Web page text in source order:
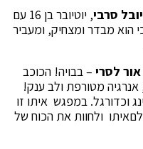
יובל סרבי
, יוטיובר בן 16 עם
כי הוא מבדר ומצחיק, ומעביר
אור לסרי – בבויה! הכוכב
מטורפת ולב ענק!
וכדורגל. במפגש איתו זו
ולחוות את הכוח של